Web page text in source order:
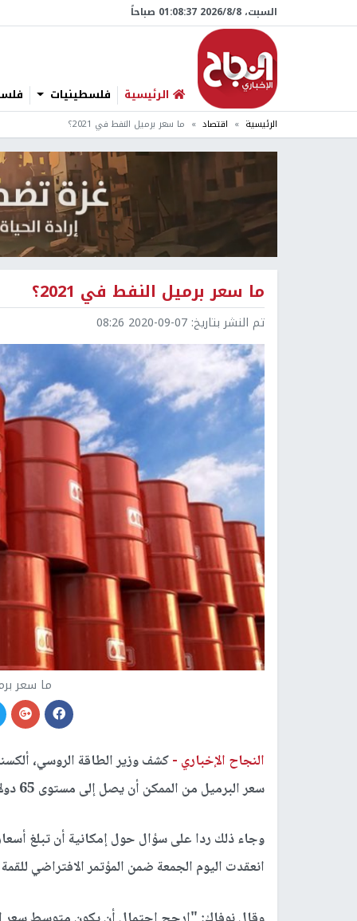
السبت، 8/‏8/‏2026 01:08:38 صباحاً
الرئيسية فلسطينيات
الرئيسية اقتصاد ما سعر برميل النفط في 2021؟
ما سعر برميل النفط في 2021؟
تم النشر بتاريخ: 2020-09-07 08:26
ما سعر
النجاح الإخباري -كشف وزير الطاقة الروسي،
سعر البرميل من الممكن أن يصل إلى مستوى 65 دولارا، لكنه على الأرجح سيكون في نطاق 50 - 55 دولارا.
انعقدت اليوم الجمعة ضمن المؤتمر الافتراضي للقمة